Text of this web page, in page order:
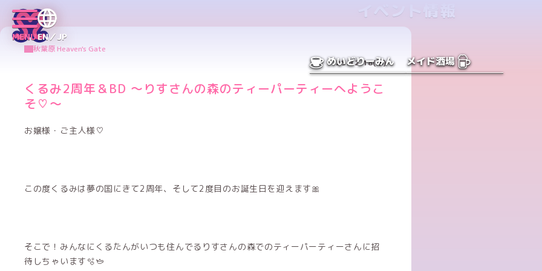
MENUEN／JP
めいどりーみん メイド酒場
イベント情報
秋葉原 Heaven's Gate
25.12.18(木)
くるみ2周年＆BD 〜りすさんの森のティーパーティーへようこ
そ♡〜
お嬢様・ご主人様♡
この度くるみは夢の国にきて2周年、そして2度目のお誕生日を迎えます🎀
そこで！みんなにくるたんがいつも住んでるりすさんの森でのティーパーティーさんに招
待しちゃいます🫧🫖